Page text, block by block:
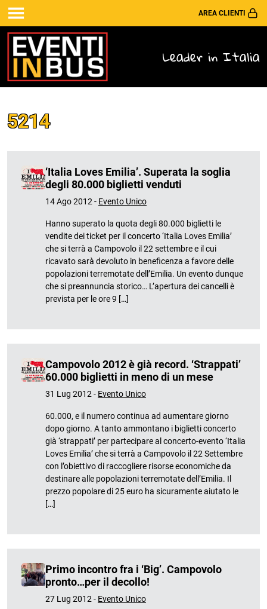
AREA CLIENTI
Leader in Italia
5214
‘Italia Loves Emilia’. Superata la soglia
degli 80.000 biglietti venduti
14 Ago 2012 - Evento Unico
Hanno superato la quota degli 80.000 biglietti le
vendite dei ticket per il concerto ‘Italia Loves Emilia’
che si terrà a Campovolo il 22 settembre e il cui
ricavato sarà devoluto in beneficenza a favore delle
popolazioni terremotate dell’Emilia. Un evento dunque
che si preannuncia storico… L’apertura dei cancelli è
prevista per le ore 9 […]
Campovolo 2012 è già record. ‘Strappati’
60.000 biglietti in meno di un mese
31 Lug 2012 - Evento Unico
60.000, e il numero continua ad aumentare giorno
dopo giorno. A tanto ammontano i biglietti concerto
già ‘strappati’ per partecipare al concerto-evento ‘Italia
Loves Emilia’ che si terrà a Campovolo il 22 Settembre
con l’obiettivo di raccogliere risorse economiche da
destinare alle popolazioni terremotate dell’Emilia. Il
prezzo popolare di 25 euro ha sicuramente aiutato le
[…]
Primo incontro fra i ‘Big’. Campovolo
pronto…per il decollo!
27 Lug 2012 - Evento Unico